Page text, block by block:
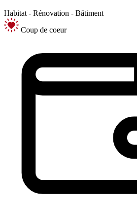
Habitat - Rénovation - Bâtiment
Coup de coeur